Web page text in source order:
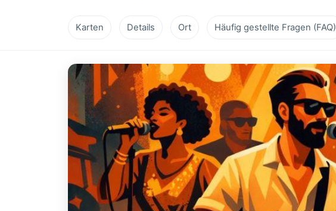
Karten Details Ort Häufig gestellte Fragen (FAQ)